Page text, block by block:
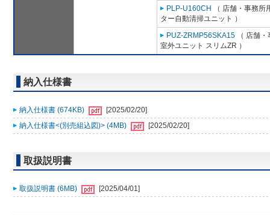
PLP-U160CH
（ 店舗・事務所
ター自動清掃ユニット ）
PUZ-ZRMP56SKA15 （ 店舗
室外ユニット スリムZR ）
納入仕様書
納入仕様書 (674KB)
[2025/02/20]
納入仕様書<(別売組込図)> (4MB)
[2025/02/20]
取扱説明書
取扱説明書 (6MB) [2025/04/01]